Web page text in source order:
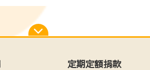
定期定額捐款